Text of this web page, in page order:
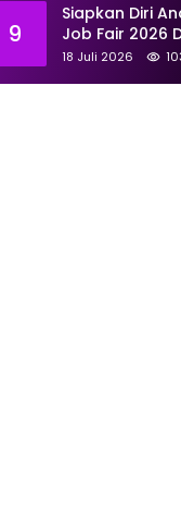
9
Siapkan Diri
Job Fair 2026
Juli: Sediakan
18 Juli 2026